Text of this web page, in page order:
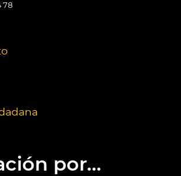
78
por...